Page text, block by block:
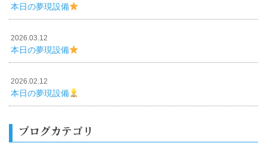
本日の夢現設備
2026.03.12
本日の夢現設備
2026.02.12
本日の夢現設備
ブログカテゴリ